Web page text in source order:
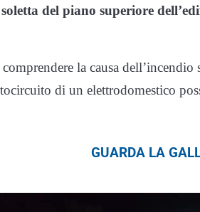
del piano superiore
la causa
di un elettrodomestico
GUARDA LA